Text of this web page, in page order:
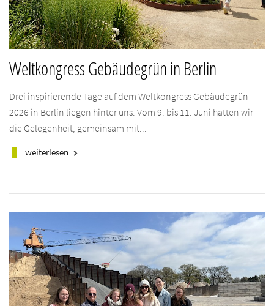
Weltkongress Gebäudegrün in Berlin
Drei inspirierende Tage auf dem Weltkongress Gebäudegrün
2026 in Berlin liegen hinter uns. Vom 9. bis 11. Juni hatten wir
die Gelegenheit, gemeinsam mit...
weiterlesen keyboard_arrow_right